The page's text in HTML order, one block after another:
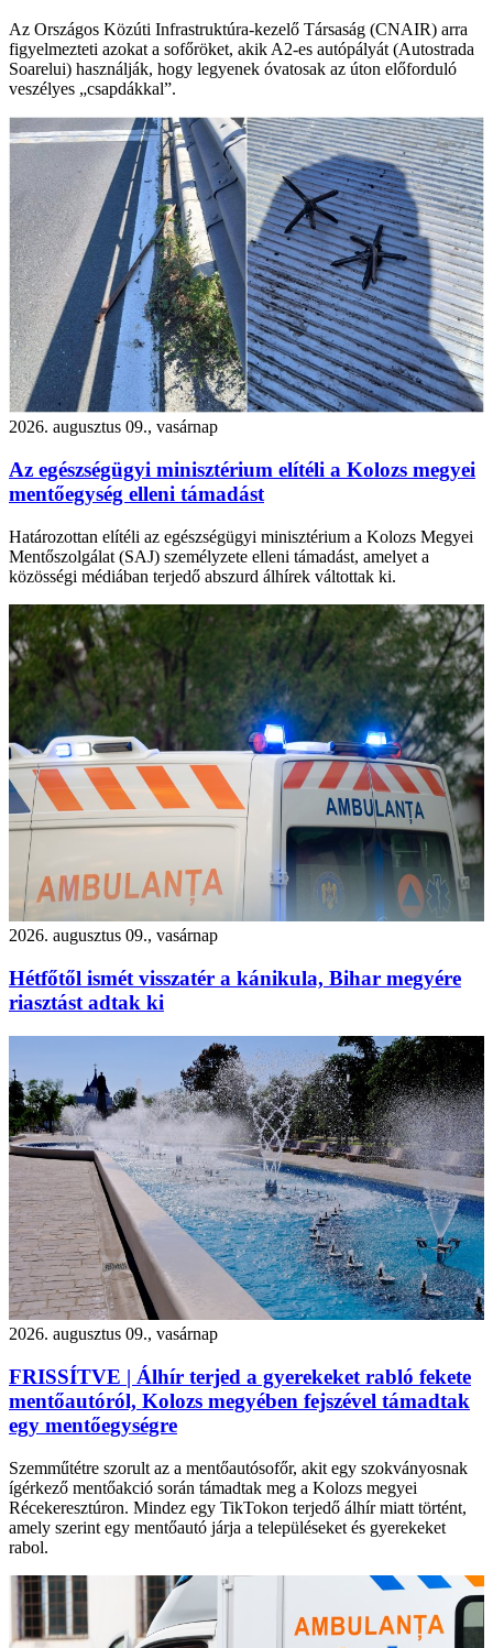
Az Országos Közúti Infrastruktúra-kezelő Társaság (CNAIR) arra
figyelmezteti azokat a sofőröket, akik A2-es autópályát (Autostrada
Soarelui) használják, hogy legyenek óvatosak az úton előforduló
veszélyes „csapdákkal”.
2026. augusztus 09., vasárnap
Az egészségügyi minisztérium elítéli a Kolozs megyei
mentőegység elleni támadást
Határozottan elítéli az egészségügyi minisztérium a Kolozs Megyei
Mentőszolgálat (SAJ) személyzete elleni támadást, amelyet a
közösségi médiában terjedő abszurd álhírek váltottak ki.
2026. augusztus 09., vasárnap
Hétfőtől ismét visszatér a kánikula, Bihar megyére
riasztást adtak ki
2026. augusztus 09., vasárnap
FRISSÍTVE | Álhír terjed a gyerekeket rabló fekete
mentőautóról, Kolozs megyében fejszével támadtak
egy mentőegységre
Szemműtétre szorult az a mentőautósofőr, akit egy szokványosnak
ígérkező mentőakció során támadtak meg a Kolozs megyei
Récekeresztúron. Mindez egy TikTokon terjedő álhír miatt történt,
amely szerint egy mentőautó járja a településeket és gyerekeket
rabol.